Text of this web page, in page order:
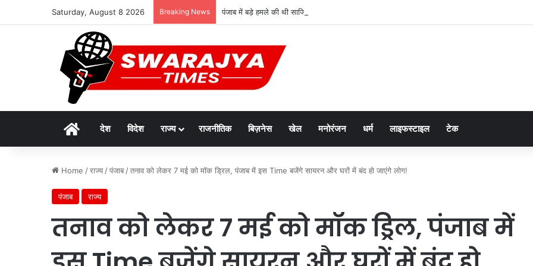
Saturday, August 8 2026 Breaking News पंजाब में बड़े हमले की थी साजिश, बटाला ग्रेनेड अटैक का तीसरा आरोपी गिरफ्तार
Homeदेश विदेश राज्य राजनीतिक बिज़नेस खेल मनोरंजन धर्म लाइफस्टाइल टेक
Home /राज्य /पंजाब /तनाव को लेकर 7 मई को मॉक ड्रिल, पंजाब में इस Time बजेंगे सायरन और घरों में बंद हो जाएंगे लोग!
पंजाब राज्य
तनाव को लेकर 7 मई को मॉक ड्रिल, पंजाब में